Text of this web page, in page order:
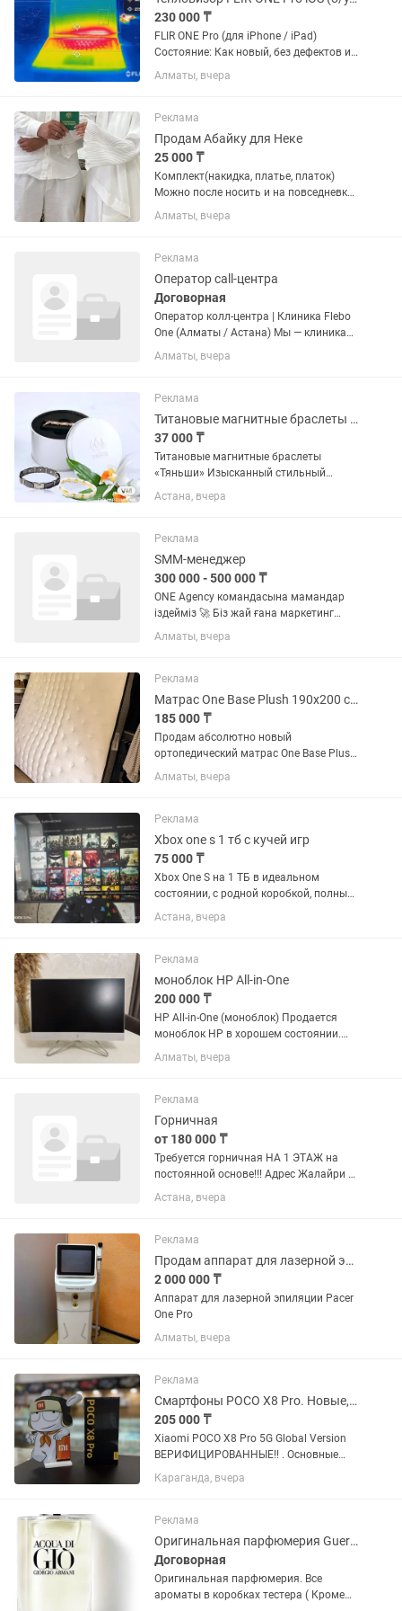
230 000 ₸
FLIR ONE Pro (для iPhone / iPad)
Состояние: Как новый, без дефектов и
потертостей. Использовался
аккуратно, Работоспособность 100%.
Разрешение: 160x120; Диапазон
температур:...
Алматы, вчера
Реклама
Продам Абайку для Неке
25 000 ₸
Комплект(накидка, платье, платок)
Можно после носить и на повседневку
Размер One size
Алматы, вчера
Реклама
Оператор call-центра
Договорная
Оператор колл-центра | Клиника Flebo
One (Алматы / Астана) Мы — клиника
Flebo One, специализируемся на
лечении варикоза и геморроя без
Процедура занимает 30 минут...
Алматы, вчера
Реклама
Титановые магнитные браслеты Тяньши
37 000 ₸
Титановые магнитные браслеты
«Тяньши» Изысканный стильный
аксессуар из коллекции Richy One для
всей семьи, и отличный помощник в
«Тяньши» изготовлены из титана,
который...
Астана, вчера
Реклама
SMM-менеджер
300 000 - 500 000 ₸
ONE Agency командасына мамандар
іздейміз 🚀 Біз жай ғана маркетинг
агенттігі емеспіз. Біз маркетинг, AI және
сату жүйелерін біріктіретін жаңа буын
мықты...
Алматы, вчера
Реклама
Матрас One Base Plush 190х200 см Новый
185 000 ₸
Продам абсолютно новый
ортопедический матрас One Base Plush.
✔ Размер: 190×200 см (нестандартный)
✔ Высота: 24 см ✔ Независимый
Максимальная нагрузка — до 140 кг
на...
Алматы, вчера
Реклама
Xbox one s 1 тб с кучей игр
75 000 ₸
Xbox One S на 1 ТБ в идеальном
состоянии, с родной коробкой, полным
комплектом и кучей игр. В комплекте
сразу два оригинальных геймпада —
дрифтят, можно сразу рубиться...
Астана, вчера
Реклама
моноблок HP All-in-One
200 000 ₸
HP All-in-One (моноблок) Продается
моноблок HP в хорошем состоянии.
Компактный компьютер со
встроенным экраном, занимает
для учебы, работы, просмотра
фильмов,...
Алматы, вчера
Реклама
Горничная
от 180 000 ₸
Требуется горничная НА 1 ЭТАЖ на
постоянной основе!!! Адрес Жалайри 8
отель The One Astana График 2/2 с
08:00-20:00 Обязанности: Уборка
Поддержание чистоты в...
Астана, вчера
Реклама
Продам аппарат для лазерной эпиляции
2 000 000 ₸
Аппарат для лазерной эпиляции Pacer
One Pro
Алматы, вчера
Реклама
Смартфоны POCO X8 Pro. Новые, оригинал. Гарантия 1 год. Караганда
205 000 ₸
Xiaomi POCO X8 Pro 5G Global Version
ВЕРИФИЦИРОВАННЫЕ!! . Основные
характеристики: - Экран: 6,59" AMOLED-
дисплей 1,5K, 120 Гц, сверхяркий -
Восьмиядерный CPU, до...
Караганда, вчера
Реклама
Оригинальная парфюмерия Guerlain, Armani, Mugler и т.д
Договорная
Оригинальная парфюмерия. Все
ароматы в коробках тестера ( Кроме